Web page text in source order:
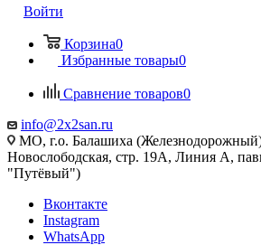
Войти
Корзина0
Избранные товары0
Сравнение товаров0
info@2x2san.ru
МО, г.о. Балашиха
Новослободская, стр. 19А, Линия А,
"Путёвый")
Вконтакте
Instagram
WhatsApp